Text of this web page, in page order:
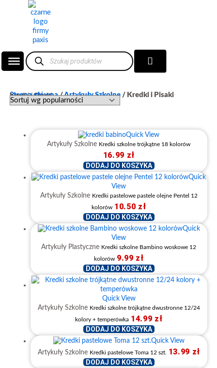
Wyszukiwarka
produktów
Wózek
Strona główna/Artykuły Szkolne / Kredki i Pisaki
Kredki i Pisaki
Quick View
Artykuły Szkolne Kredki szkolne trójkątne 18 kolorów
16.99 zł
DODAJ DO KOSZYKA
Quick
View
Artykuły Szkolne Kredki pastelowe pastele olejne Pentel 12
kolorów 10.50 zł
DODAJ DO KOSZYKA
Quick
View
Artykuły Plastyczne Kredki szkolne Bambino woskowe 12
kolorów 9.99 zł
DODAJ DO KOSZYKA
Quick View
Artykuły Szkolne Kredki szkolne trójkątne dwustronne 12/24
kolory + temperówka 14.99 zł
DODAJ DO KOSZYKA
Quick View
Artykuły Szkolne Kredki pastelowe Toma 12 szt. 13.99 zł
DODAJ DO KOSZYKA